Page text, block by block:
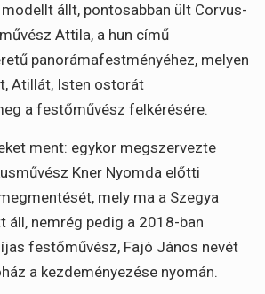
állt, pontosabban ült Corvus-
Attila, a hun című
panorámafestményéhez, melyen
Atillát, Isten ostorát
a festőművész felkérésére.
ment: egykor megszervezte
Kner Nyomda előtti
mely ma a Szegya
áll, nemrég pedig a 2018-ban
festőművész, Fajó János nevét
a kezdeményezése nyomán.